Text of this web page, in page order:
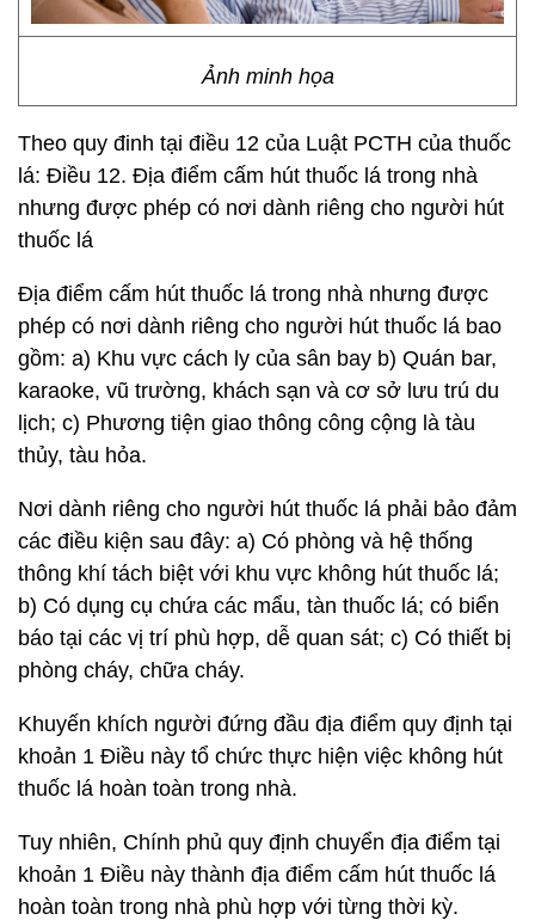
Ảnh minh họa
Theo quy đinh tại điều 12 của Luật PCTH của thuốc
lá: Điều 12. Địa điểm cấm hút thuốc lá trong nhà
nhưng được phép có nơi dành riêng cho người hút
thuốc lá
Địa điểm cấm hút thuốc lá trong nhà nhưng được
phép có nơi dành riêng cho người hút thuốc lá bao
gồm: a) Khu vực cách ly của sân bay b) Quán bar,
karaoke, vũ trường, khách sạn và cơ sở lưu trú du
lịch; c) Phương tiện giao thông công cộng là tàu
thủy, tàu hỏa.
Nơi dành riêng cho người hút thuốc lá phải bảo đảm
các điều kiện sau đây: a) Có phòng và hệ thống
thông khí tách biệt với khu vực không hút thuốc lá;
b) Có dụng cụ chứa các mẩu, tàn thuốc lá; có biển
báo tại các vị trí phù hợp, dễ quan sát; c) Có thiết bị
phòng cháy, chữa cháy.
Khuyến khích người đứng đầu địa điểm quy định tại
khoản 1 Điều này tổ chức thực hiện việc không hút
thuốc lá hoàn toàn trong nhà.
Tuy nhiên, Chính phủ quy định chuyển địa điểm tại
khoản 1 Điều này thành địa điểm cấm hút thuốc lá
hoàn toàn trong nhà phù hợp với từng thời kỳ.